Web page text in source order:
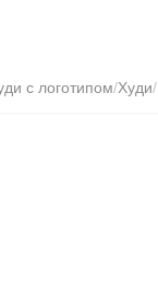
с логотипом/Худи/